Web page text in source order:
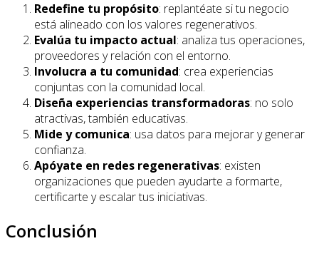
Redefine tu propósito: replantéate si tu negocio
está alineado con los valores regenerativos.
Evalúa tu impacto actual: analiza tus operaciones,
proveedores y relación con el entorno.
Involucra a tu comunidad: crea experiencias
conjuntas con la comunidad local.
Diseña experiencias transformadoras: no solo
atractivas, también educativas.
Mide y comunica: usa datos para mejorar y generar
confianza.
Apóyate en redes regenerativas: existen
organizaciones que pueden ayudarte a formarte,
certificarte y escalar tus iniciativas.
Conclusión